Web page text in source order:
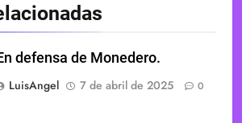
defensa de Monedero.
LuisAngel
7 de abril de 2025 0